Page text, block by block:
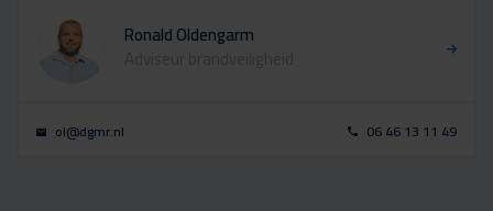
Ronald Oldengarm
ol@dgmr.nl 06 46 13 11 49